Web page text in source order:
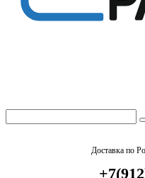
Доставка по